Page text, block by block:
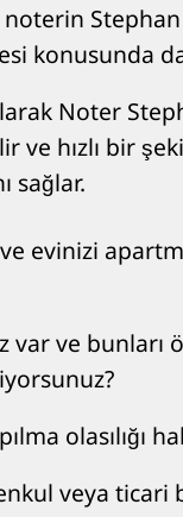
konusunda
Noter
ve hızlı bir
sağlar.
evinizi
ve bunları
olasılığı
veya ticari